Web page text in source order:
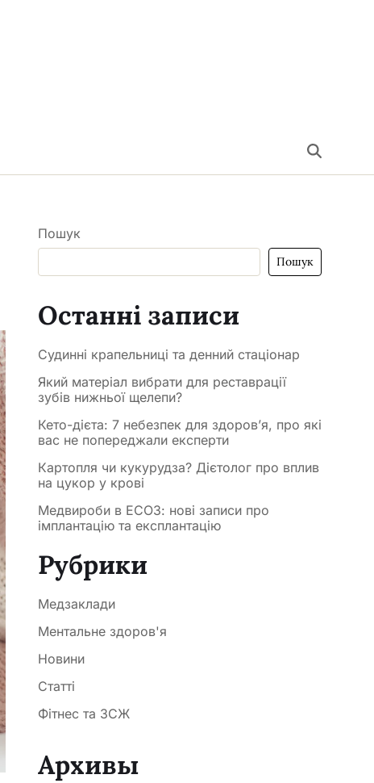
Пошук
Пошук
Останні записи
Судинні крапельниці та денний стаціонар
Який матеріал вибрати для реставрації
зубів нижньої щелепи?
Кето-дієта: 7 небезпек для здоров’я, про які
вас не попереджали експерти
Картопля чи кукурудза? Дієтолог про вплив
на цукор у крові
Медвироби в ЕСОЗ: нові записи про
імплантацію та експлантацію
Рубрики
Медзаклади
Ментальне здоров'я
Новини
Статті
Фітнес та ЗСЖ
Архивы